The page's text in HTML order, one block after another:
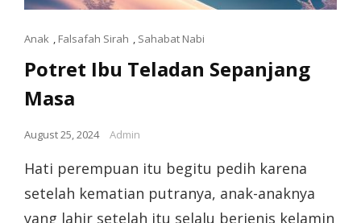
Anak , Falsafah Sirah , Sahabat Nabi
Potret Ibu Teladan Sepanjang
Masa
August 25, 2024 Admin
Hati perempuan itu begitu pedih karena
setelah kematian putranya, anak-anaknya
yang lahir setelah itu selalu berjenis kelamin